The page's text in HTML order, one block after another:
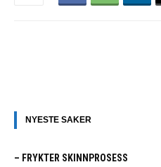
NYESTE SAKER
– FRYKTER SKINNPROSESS